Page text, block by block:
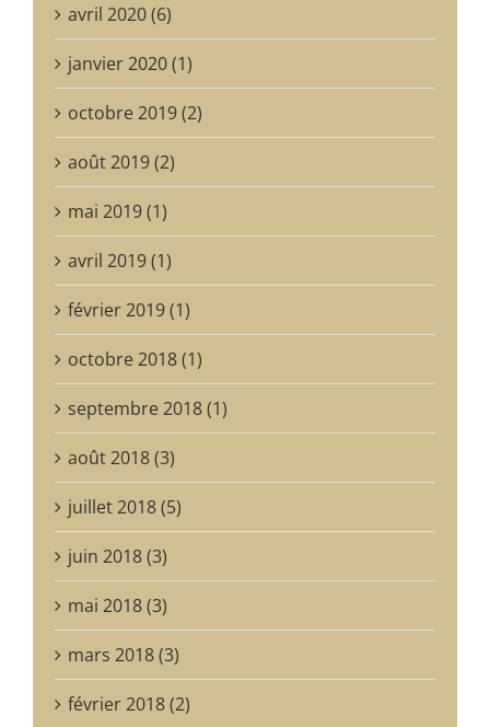
avril 2020 (6)
janvier 2020 (1)
octobre 2019 (2)
août 2019 (2)
mai 2019 (1)
avril 2019 (1)
février 2019 (1)
octobre 2018 (1)
septembre 2018 (1)
août 2018 (3)
juillet 2018 (5)
juin 2018 (3)
mai 2018 (3)
mars 2018 (3)
février 2018 (2)